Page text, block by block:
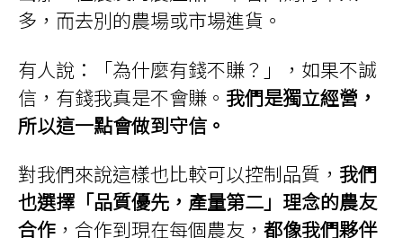
選
擇
多，而去別的農場或市場進貨。
有人說：「為什麼有錢不賺？」，如果不誠
信，有錢我真是不會賺。 我們是獨立經營，
所以這一點會做到守信。
對我們來說這樣也比較可以控制品質， 我們
也選擇「品質優先，產量第二」理念的農友
合作 ，合作到現在每個農友， 都像我們夥伴